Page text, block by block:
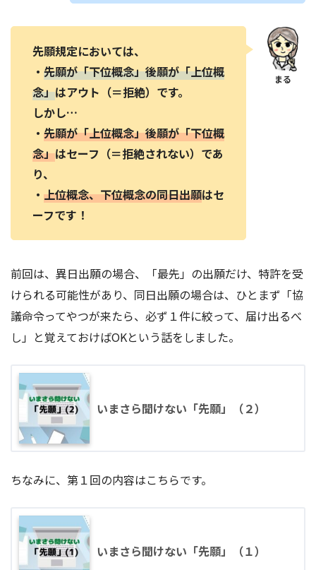
先願規定においては、
・ 先願が「下位概念」後願が「上位概
念」はアウト（＝拒絶）です。
しかし…
・ 先願が「上位概念」後願が「下位概
念」はセーフ（＝拒絶されない）であ
り、
・ 上位概念、下位概念の同日出願はセ
ーフです！
前回は、異日出願の場合、「最先」の出願だけ、特許を受
けられる可能性があり、同日出願の場合は、ひとまず「協
議命令ってやつが来たら、必ず１件に絞って、届け出るべ
し」と覚えておけばOKという話をしました。
いまさら聞けない「先願」（２）
ちなみに、第１回の内容はこちらです。
いまさら聞けない「先願」（１）